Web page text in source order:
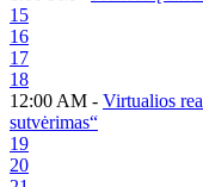
15
16
17
18
12:00 AM - Virtualios
sutvėrimas“
19
20